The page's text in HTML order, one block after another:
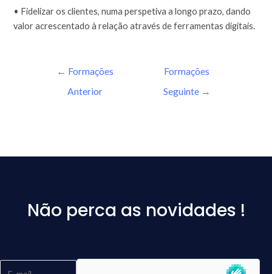
• Fidelizar os clientes, numa perspetiva a longo prazo, dando
valor acrescentado à relação através de ferramentas digitais.
← Formações
Anterior
Formações
Seguinte →
Não perca as novidades !